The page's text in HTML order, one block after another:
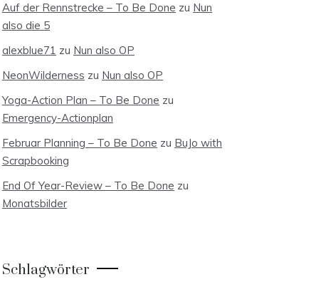
Auf der Rennstrecke – To Be Done zu Nun
also die 5
alexblue71 zu Nun also OP
NeonWilderness zu Nun also OP
Yoga-Action Plan – To Be Done zu
Emergency-Actionplan
Februar Planning – To Be Done zu BuJo with
Scrapbooking
End Of Year-Review – To Be Done zu
Monatsbilder
Schlagwörter